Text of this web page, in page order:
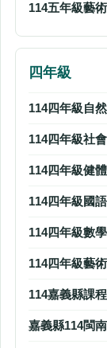
114五年級藝
四年級
114四年級自
114四年級社
114四年級健
114四年級國
114四年級數
114四年級藝
114嘉義縣課
嘉義縣114閩